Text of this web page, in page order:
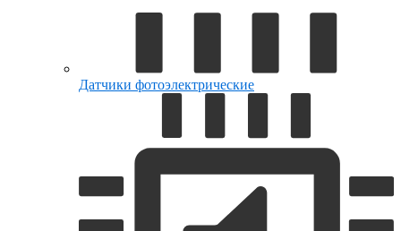
Датчики фотоэлектрические